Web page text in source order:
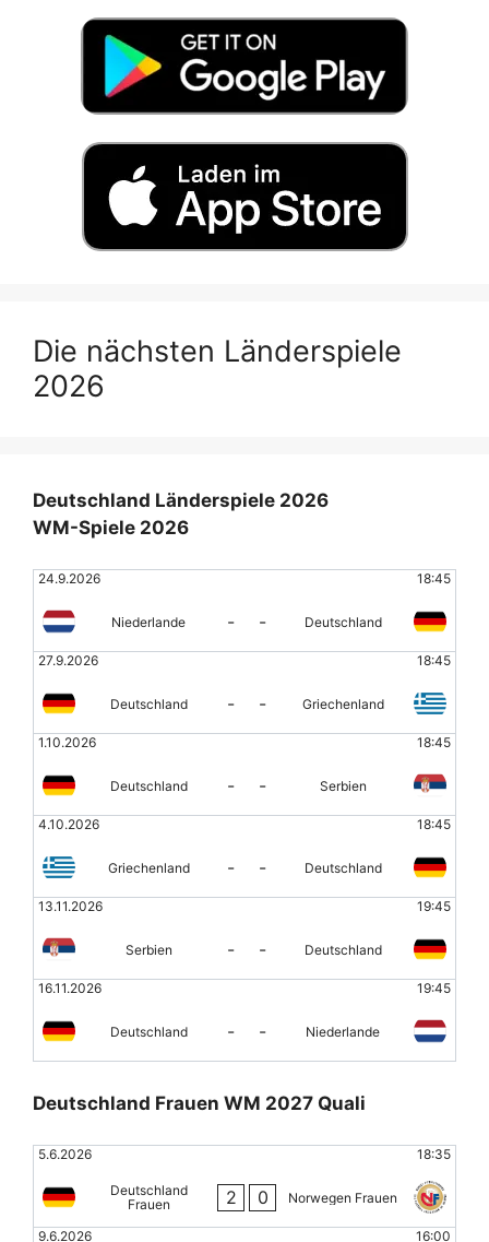
Die nächsten Länderspiele
2026
Deutschland Länderspiele 2026
WM-Spiele 2026
24.9.2026 18:45
Niederlande - - Deutschland
27.9.2026 18:45
Deutschland - - Griechenland
1.10.2026 18:45
Deutschland - - Serbien
4.10.2026 18:45
Griechenland - - Deutschland
13.11.2026 19:45
Serbien - - Deutschland
16.11.2026 19:45
Deutschland - - Niederlande
Deutschland Frauen WM 2027 Quali
5.6.2026 18:35
Deutschland
Frauen
2 0 Norwegen Frauen
9.6.2026 16:00